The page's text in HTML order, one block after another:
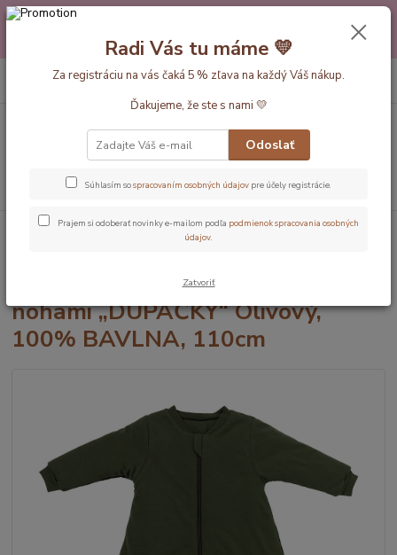
Máte nejakú otázku alebo váhate s výberom? Neváhajte a zavolajte
pokojne aj večer alebo cez víkend. Sme tu pre Vás.💛 Petra a babička
Monička
EUR
Hľadať
+420 777 610 855
Dĺžka vaku 110cm
ZIMNÝ spací vak s voľnými nohami
„DUPAČKY“ Olivový, 100% BAVLNA, 110cm
ZIMNÝ spací vak s voľnými
nohami „DUPAČKY“ Olivový,
100% BAVLNA, 110cm
Radi Vás tu máme 💛
Za registráciu na vás čaká 5 % zľava na každý Váš nákup.
Ďakujeme, že ste s nami 💛
Odoslať
Súhlasím sospracovaním osobných údajov pre účely registrácie.
Prajem si odoberať novinky e-mailom podľa podmienok spracovania osobných
údajov.
Zatvoriť